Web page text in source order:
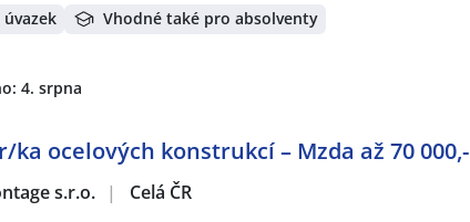
úvazek Vhodné také pro absolventy
4. srpna
ka ocelových konstrukcí – Mzda až 70 000,-
s.r.o. | Celá ČR